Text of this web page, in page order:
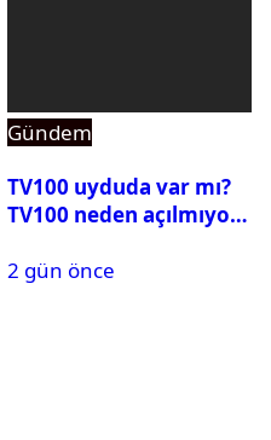
Gündem
TV100 uyduda var mı?
TV100 neden açılmıyor?
2 gün önce